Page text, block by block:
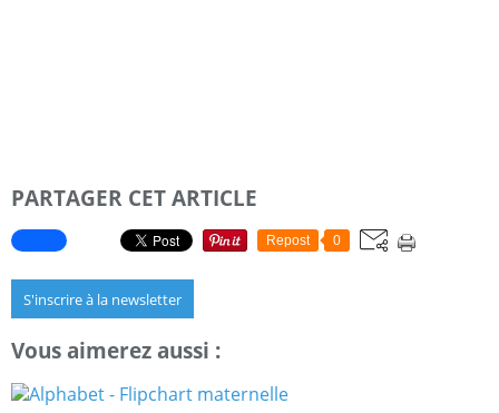
PARTAGER CET ARTICLE
Repost 0
S'inscrire à la newsletter
Vous aimerez aussi :